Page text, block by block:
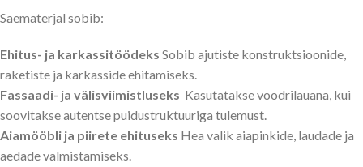
Saematerjal sobib:
Ehitus- ja karkassitöödeks Sobib ajutiste konstruktsioonide,
raketiste ja karkasside ehitamiseks.
Fassaadi- ja välisviimistluseks Kasutatakse voodrilauana, kui
soovitakse autentse puidustruktuuriga tulemust.
Aiamööbli ja piirete ehituseks Hea valik aiapinkide, laudade ja
aedade valmistamiseks.